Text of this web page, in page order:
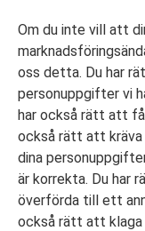
Om du inte vill att
oss detta. Du har
personuppgifter vi
har också rätt att
också rätt att kräva
dina
är korrekta. Du har
överförda till ett
också rätt att klaga